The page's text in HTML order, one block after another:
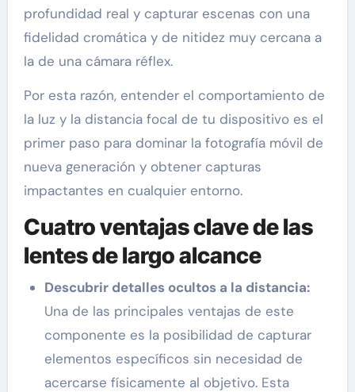
profundidad real y capturar escenas con una
fidelidad cromática y de nitidez muy cercana a
la de una cámara réflex.
Por esta razón, entender el comportamiento de
la luz y la distancia focal de tu dispositivo es el
primer paso para dominar la fotografía móvil de
nueva generación y obtener capturas
impactantes en cualquier entorno.
Cuatro ventajas clave de las
lentes de largo alcance
Descubrir detalles ocultos a la distancia:
Una de las principales ventajas de este
componente es la posibilidad de capturar
elementos específicos sin necesidad de
acercarse físicamente al objetivo. Esta